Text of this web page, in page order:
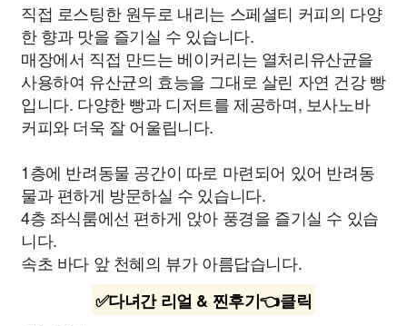
직접 로스팅한 원두로 내리는 스페셜티 커피의 다양
한 향과 맛을 즐기실 수 있습니다.
매장에서 직접 만드는 베이커리는 열처리유산균을
사용하여 유산균의 효능을 그대로 살린 자연 건강 빵
입니다. 다양한 빵과 디저트를 제공하며, 보사노바
커피와 더욱 잘 어울립니다.
1층에 반려동물 공간이 따로 마련되어 있어 반려동
물과 편하게 방문하실 수 있습니다.
4층 좌식룸에선 편하게 앉아 풍경을 즐기실 수 있습
니다.
속초 바다 앞 천혜의 뷰가 아름답습니다.
✅다녀간 리얼 & 찐후기👈클릭